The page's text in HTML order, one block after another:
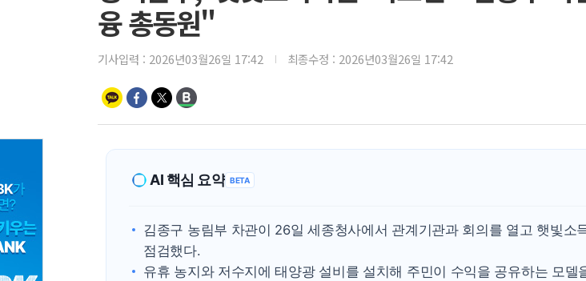
융 총동원"
기사입력 : 2026년03월26일 17:42 최종수정 : 2026년03월26일 17:42
AI 핵심 요약 BETA
김종구 농림부 차관이 26일 세종청사에서 관계기관과 회의를 열고 햇빛소
점검했다.
유휴 농지와 저수지에 태양광 설비를 설치해 주민이 수익을 공유하는 모델